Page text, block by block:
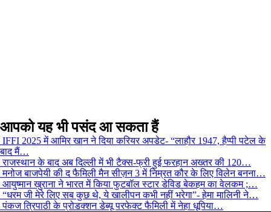
आपको यह भी पसंद आ सकता हैं
IFFI 2025 में आमिर खान ने दिया करियर अपडेट- “लाहौर 1947, हैप्पी पटेल के
बाद मैं…
राजस्थान के बाद अब दिल्ली में भी टैक्स-फ्री हुई फरहान अख्तर की 120…
मनोज बाजपेयी की द फैमिली मैन सीज़न 3 में निम्रत कौर के लिए विलेन बनना…
आयुष्मान खुराना ने भारत में किया फुटबॉल स्टार डेविड बेकहम का वेलकम ;…
“धरम जी मेरे लिए सब कुछ थे, ये खालीपन कभी नहीं भरेगा”- हेमा मालिनी ने…
पंकज त्रिपाठी के प्रोडक्शन डेब्यू परफेक्ट फैमिली में नेहा धूपिया…